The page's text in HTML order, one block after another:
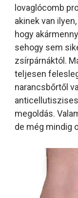
lovaglócomb
akinek van
hogy
sehogy sem
zsírpárnáktól.
teljesen
narancsbőrtől
megoldás.
de még mindig